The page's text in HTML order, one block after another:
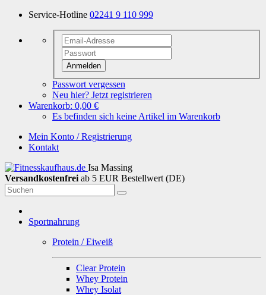
Service-Hotline 02241 9 110 999
Anmelden
Passwort vergessen
Neu hier? Jetzt registrieren
Warenkorb: 0,00 €
Es befinden sich keine Artikel im Warenkorb
Mein Konto / Registrierung
Kontakt
Isa Massing
Versandkostenfrei ab 5 EUR Bestellwert (DE)
Sportnahrung
Protein / Eiweiß
Clear Protein
Whey Protein
Whey Isolat